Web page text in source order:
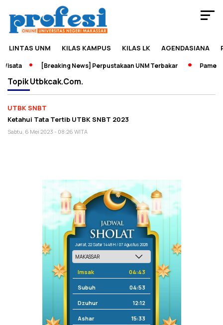
LINTAS UNM KILAS KAMPUS KILAS LK AGENDASIANA
[Breaking News] Perpustakaan UNM Terbakar
TopikUtbkcak.com.
UTBK SNBT
Ketahui Tata Tertib UTBK SNBT 2023
Sabtu, 6 Mei 2023 - 08:26 WITA
Jum'at, 22 Safar 1448 H / 07 Agustus 2026
Imsak 04:43
Subuh 04:53
Dzuhur 12:12
Ashar 15:33